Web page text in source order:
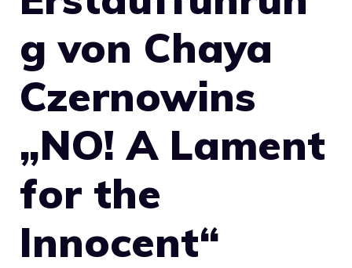
g von Chaya
Czernowins
„NO! A Lament
for the
Innocent“